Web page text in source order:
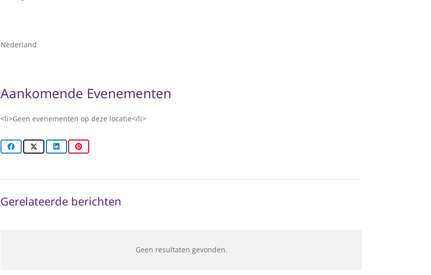
Nederland
Aankomende Evenementen
<li>Geen evenementen op deze locatie</li>
Gerelateerde berichten
Geen resultaten gevonden.